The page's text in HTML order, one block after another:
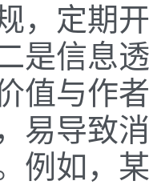
，定期
是信息
值与作
易导致
例如，